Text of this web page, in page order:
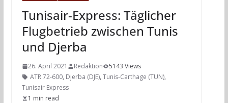
Tunisair-Express: Täglicher
Flugbetrieb zwischen Tunis
und Djerba
26. April 2021 Redaktion
5143 Views
ATR 72-600, Djerba (DJE), Tunis-Carthage (TUN),
Tunisair Express
1 min read